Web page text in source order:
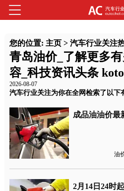
您的位置: 主页> 汽车行业关注
青岛油价_了解更多
容_科技资讯头条
2026-08-07
汽车行业关注为你在全网检索了以下
油